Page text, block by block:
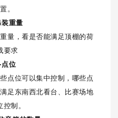
置。
重量
量，看是否能满足顶棚的荷
要求
位
点位可以集中控制，哪些点
足东南西北看台、比赛场地
控制。